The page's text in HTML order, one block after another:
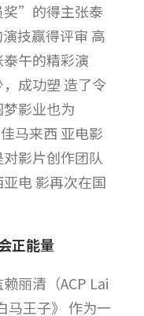
”的得主张泰
技赢得评审 高
午的精彩演
成功塑 造了令
影业也为
马来西 亚电影
影片创作团队
电 影再次在国
正能量
丽清（ACP Lai
马王子》 作为一